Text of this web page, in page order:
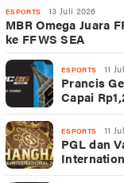
ESPORTS 13 Juli 2026
MBR Omega Juara
ke FFWS SEA
ESPORTS 11
Prancis
Capai
ESPORTS 11
PGL dan